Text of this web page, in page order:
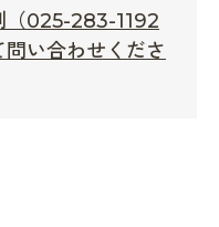
（025-283-1192
い合わせくださ